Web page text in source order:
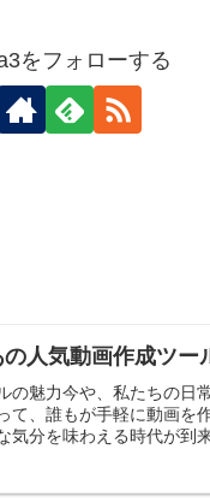
をフォローする
の人気動画作成ツー
の魅力今や、私たちの日
て、誰もが手軽に動画を
気分を味わえる時代が到